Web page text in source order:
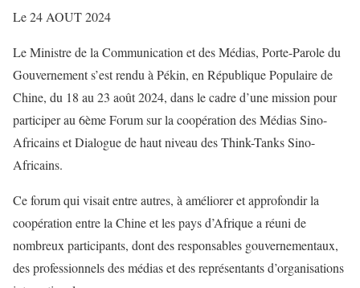
Le 24 AOUT 2024
Le Ministre de la Communication et des Médias, Porte-Parole du
Gouvernement s’est rendu à Pékin, en République Populaire de
Chine, du 18 au 23 août 2024, dans le cadre d’une mission pour
participer au 6ème Forum sur la coopération des Médias Sino-
Africains et Dialogue de haut niveau des Think-Tanks Sino-
Africains.
Ce forum qui visait entre autres, à améliorer et approfondir la
coopération entre la Chine et les pays d’Afrique a réuni de
nombreux participants, dont des responsables gouvernementaux,
des professionnels des médias et des représentants d’organisations